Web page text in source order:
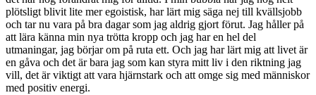
plötsligt blivit lite mer egoistisk, har lärt mig säga nej till kvällsjobb
och tar nu vara på bra dagar som jag aldrig gjort förut. Jag håller på
att lära känna min nya trötta kropp och jag har en hel del
utmaningar, jag börjar om på ruta ett. Och jag har lärt mig att livet är
en gåva och det är bara jag som kan styra mitt liv i den riktning jag
vill, det är viktigt att vara hjärnstark och att omge sig med människor
med positiv energi.